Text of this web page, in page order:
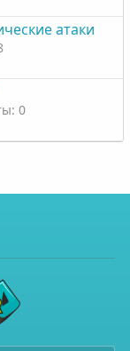
атаки
0